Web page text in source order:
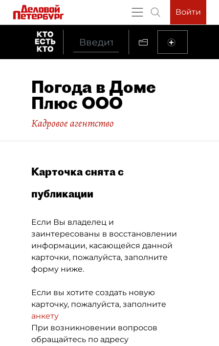
Войти
Погода в Доме
Плюс ООО
Кадровое агентство
Карточка снята с
публикации
Если Вы владелец и
заинтересованы в восстановлении
информации, касающейся данной
карточки, пожалуйста, заполните
форму ниже.
Если вы хотите создать новую
карточку, пожалуйста, заполните
анкету
При возникновении вопросов
обращайтесь по адресу